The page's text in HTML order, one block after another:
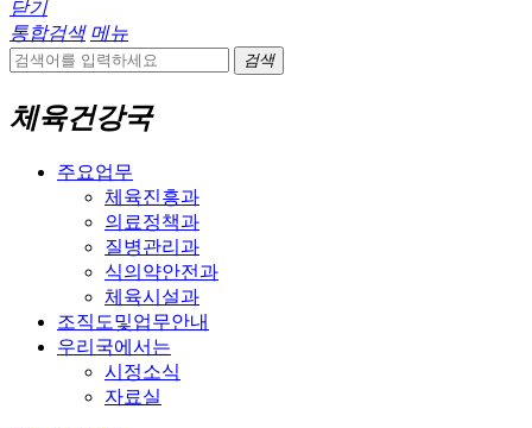
닫기
통합검색 메뉴
검색
체육건강국
주요업무
체육진흥과
의료정책과
질병관리과
식의약안전과
체육시설과
조직도및업무안내
우리국에서는
시정소식
자료실